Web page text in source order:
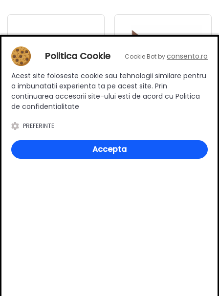
2900mm x 168mm x 24mm,
Pearl White
25mm, Stejar Noir
Politica Cookie Cookie Bot byconsento.ro
Acest site foloseste cookie sau tehnologii similare pentru
a imbunatatii experienta ta pe acest site. Prin
continuarea accesarii site-ului esti de acord cu Politica
de confidentialitate
PREFERINTE
Accepta